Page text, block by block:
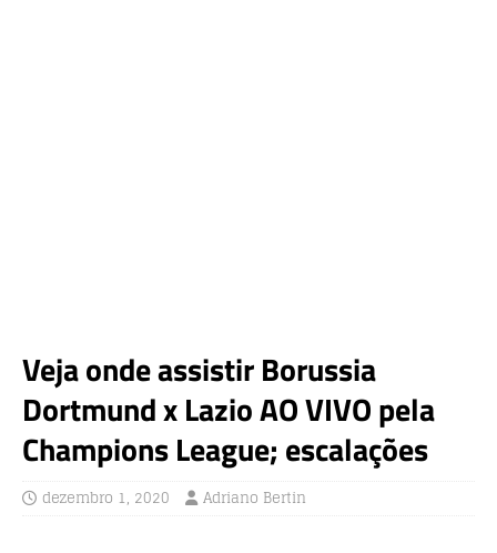
Veja onde assistir Borussia
Dortmund x Lazio AO VIVO pela
Champions League; escalações
dezembro 1, 2020 Adriano Bertin